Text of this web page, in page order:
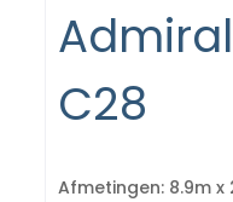
C28
Afmetingen: 8.9m x